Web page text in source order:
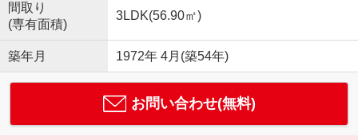
間取り
(専有面積)
3LDK(56.90㎡)
築年月 1972年 4月(築54年)
お問い合わせ(無料)